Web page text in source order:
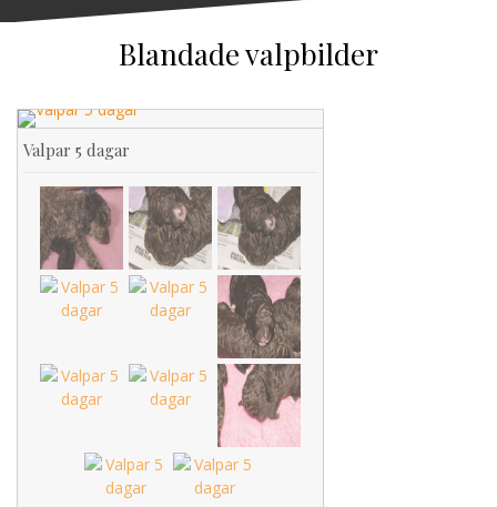
Blandade valpbilder
Valpar 5 dagar